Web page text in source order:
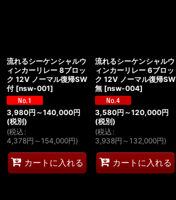
流れるシーケンシャルウ
ィンカーリレー 8ブロッ
ク 12V ノーマル復帰SW
付 [nsw-001]
3,980円 ～140,000円
(税別)
(税込 :
4,378円 ～154,000円)
カートに入れる
流れるシーケンシャルウ
ィンカーリレー 6ブロッ
ク 12V ノーマル復帰SW
無 [nsw-004]
3,580円 ～120,000円
(税別)
(税込 :
3,938円 ～132,000円)
カートに入れる